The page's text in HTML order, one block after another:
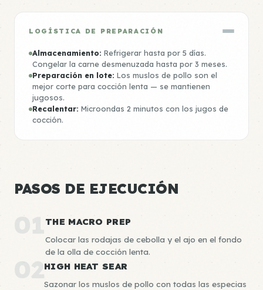
LOGÍSTICA DE PREPARACIÓN
Almacenamiento: Refrigerar hasta por 5 días.
Congelar la carne desmenuzada hasta por 3 meses.
Preparación en lote: Los muslos de pollo son el
mejor corte para cocción lenta — se mantienen
jugosos.
Recalentar: Microondas 2 minutos con los jugos de
cocción.
PASOS DE EJECUCIÓN
01 THE MACRO PREP
Colocar las rodajas de cebolla y el ajo en el fondo
de la olla de cocción lenta.
02HIGH HEAT SEAR
Sazonar los muslos de pollo con todas las especias